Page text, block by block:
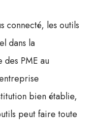
connecté, les outils
dans la
des PME au
bien établie,
peut faire toute